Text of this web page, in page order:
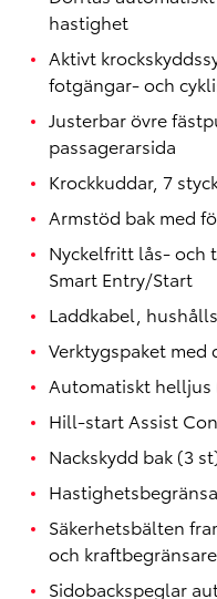
hastighet
Aktivt
fotgängar- och
Justerbar övre
passagerarsida
Krockkuddar, 7
Armstöd bak med
Nyckelfritt lås- och
Smart Entry/Start
Laddkabel,
Verktygspaket
Automatiskt helljus
Hill-start Assist
Nackskydd bak (3
Säkerhetsbälten
och kraftbegränsare
Sidobackspeglar